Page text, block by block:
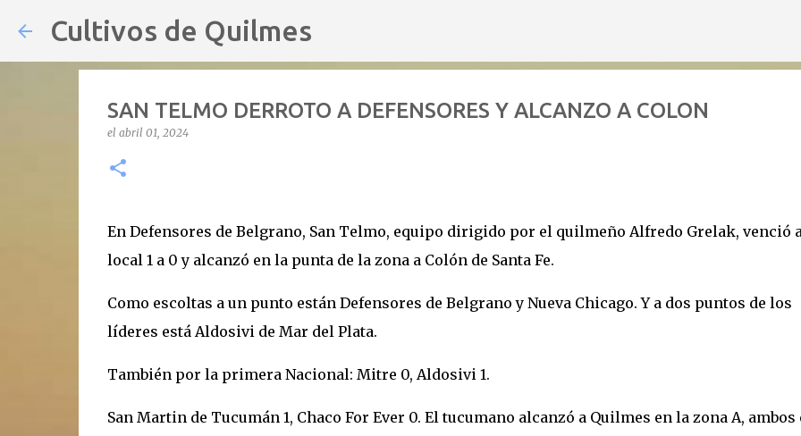
Cultivos de Quilmes
SAN TELMO DERROTO A DEFENSORES Y ALCANZO A COLON
el abril 01, 2024
En Defensores de Belgrano, San Telmo, equipo dirigido por el quilmeño Alfredo Grelak, venció
local 1 a 0 y alcanzó en la punta de la zona a Colón de Santa Fe.
Como escoltas a un punto están Defensores de Belgrano y Nueva Chicago. Y a dos puntos de los
líderes está Aldosivi de Mar del Plata.
También por la primera Nacional: Mitre 0, Aldosivi 1.
San Martin de Tucumán 1, Chaco For Ever 0. El tucumano alcanzó a Quilmes en la zona A, ambos